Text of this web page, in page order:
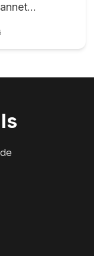
årene, har
med
fjes. I alle